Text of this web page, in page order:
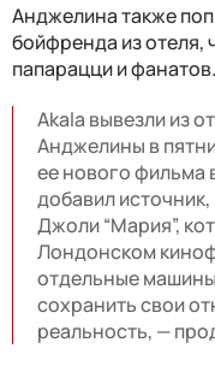
Анджелина также
бойфренда из отеля,
папарацци и фанатов.
Akala вывезли из
Анджелины в
ее нового фильма
добавил
Джоли “Мария”,
Лондонском
отдельные
сохранить свои
реальность, —